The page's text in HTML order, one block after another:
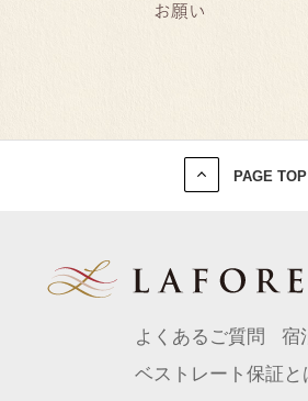
お願い
PAGE TOP
よくあるご質問
宿
ベストレート保証と